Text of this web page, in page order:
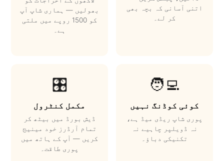
اتنی آسانی کہ بچہ بھی
کر لے۔
بھولیں — ہماری شاپ آپ
کو 1500 روپے میں ملتی
ہے۔
🧑‍💻
کوئی کوڈنگ نہیں
پوری شاپ ریڈی میڈ ہے،
نہ ڈویلپر چاہیے نہ
تکنیکی دباؤ۔
🎛️
مکمل کنٹرول
ڈیش بورڈ میں بیٹھ کر
تمام آرڈرز خود مینیج
کریں — آپ کے ہاتھ میں
پوری طاقت۔